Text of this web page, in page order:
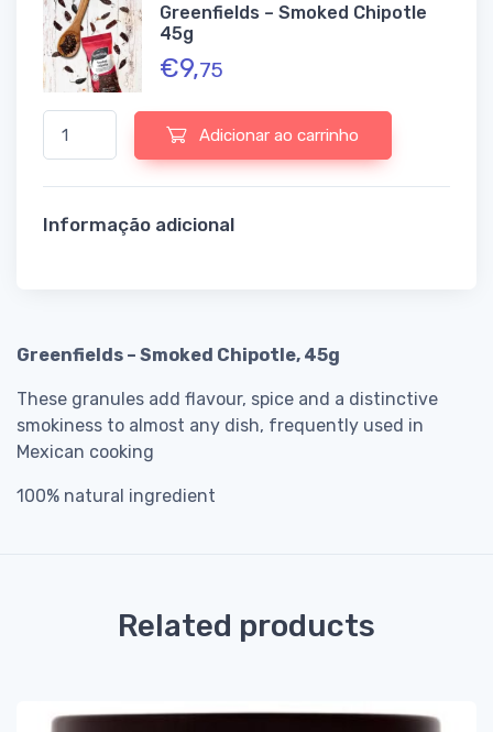
Greenfields – Smoked Chipotle
45g
€9,75
Quantidade de Greenfields - Smoked Chipotle 45g
Adicionar ao carrinho
Informação adicional
Greenfields – Smoked Chipotle, 45g
These granules add flavour, spice and a distinctive
smokiness to almost any dish, frequently used in
Mexican cooking
100% natural ingredient
Related products